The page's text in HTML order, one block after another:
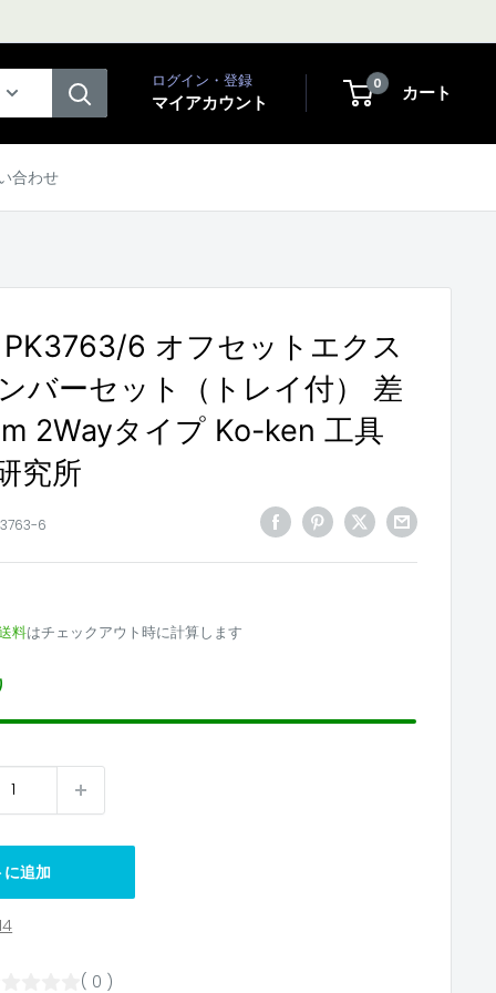
ログイン・登録
マイアカウント
0 カート
合わせ
6 オフセットエクス
バーセット（トレイ付） 差
2Wayタイプ Ko-ken 工具
究所
6
料はチェックアウト時に計算します
追加
( 0 )